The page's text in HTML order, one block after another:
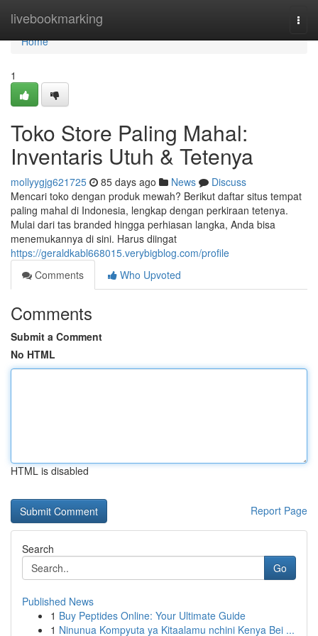
livebookmarking
Home
Home
1
Toko Store Paling Mahal:
Inventaris Utuh & Tetenya
mollyygjg621725 85 days ago News
Discuss
Mencari toko dengan produk mewah? Berikut daftar situs tempat
paling mahal di Indonesia, lengkap dengan perkiraan tetenya.
Mulai dari tas branded hingga perhiasan langka, Anda bisa
menemukannya di sini. Harus diingat
https://geraldkabl668015.verybigblog.com/profile
Comments
Who Upvoted
Comments
Submit a Comment
No HTML
HTML is disabled
Report Page
Search
Go
Published News
1 Buy Peptides Online: Your Ultimate Guide
1 Ninunua Kompyuta ya Kitaalamu nchini Kenya Bei ...